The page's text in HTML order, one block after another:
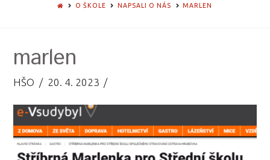
HOMEO ŠKOLE NAPSALI O NÁS MARLEN
marlen
HŠO 20. 4. 2023